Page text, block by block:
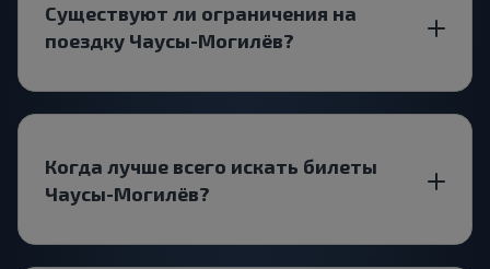
Существуют ли ограничения на
поездку Чаусы-Могилёв?
Когда лучше всего искать билеты
Чаусы-Могилёв?